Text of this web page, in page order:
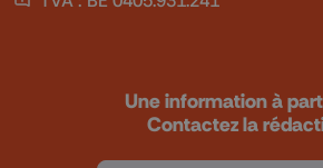
Une information à
Contactez la